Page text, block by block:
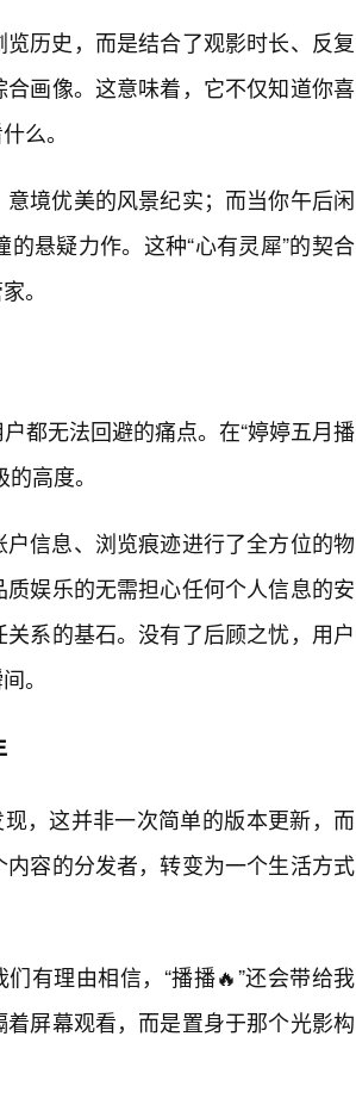
历史，而是结合了观影时长、反复
画像。这意味着，它不仅知道你喜
么。
境优美的风景纪实；而当你午后闲
悬疑力作。这种“心有灵犀”的契合
。
都无法回避的痛点。在“婷婷五月播
高度。
信息、浏览痕迹进行了全方位的物
娱乐的无需担心任何个人信息的安
系的基石。没有了后顾之忧，用户
。
，这并非一次简单的版本更新，而
容的分发者，转变为一个生活方式
有理由相信，“播播🔥”还会带给我
屏幕观看，而是置身于那个光影构